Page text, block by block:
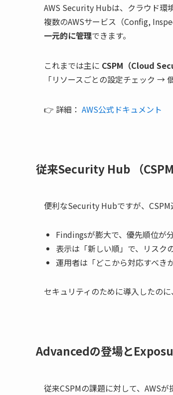
AWS Security Hubは、クラウド環
複数のAWSサービス（Config,
一元的に管理できます。
これまでは主に CSPM（Cloud
「リソースごとの設定チェック →
👉 詳細： AWS公式ドキュメント
従来Security Hub （
便利なSecurity Hubですが、CSPM
Findingsが膨大で、優先順位が
表示は「新しい順」で、リスク
運用者は「どこから対応すべき
セキュリティのために導入したの
Advancedの登場と
従来CSPMの課題に対して、AWS